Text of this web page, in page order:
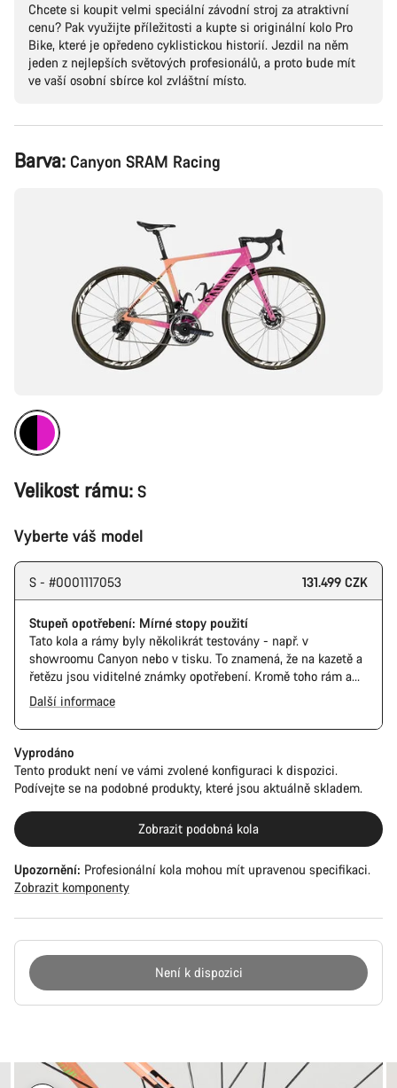
Chcete si koupit velmi speciální závodní stroj za atraktivní
cenu? Pak využijte příležitosti a kupte si originální kolo Pro
Bike, které je opředeno cyklistickou historií. Jezdil na něm
jeden z nejlepších světových profesionálů, a proto bude mít
ve vaší osobní sbírce kol zvláštní místo.
Konfigurace
produktu
Barva: Canyon SRAM Racing
Velikost rámu: S
Vyberte váš model
S - #0001117053 131.499 CZK
Stupeň opotřebení: Mírné stopy použití
Tato kola a rámy byly několikrát testovány - např. v
showroomu Canyon nebo v tisku. To znamená, že na kazetě a
řetězu jsou viditelné známky opotřebení. Kromě toho rám a
komponenty mohou mít škrábance, poškození laku a barevné
odchylky. Všechny součásti však fungují perfektně.
The Pro Bike has the visual design of the Ultimate CFR but is
built on the Ultimate CF SLX platform.
Další informace
Vyprodáno
Tento produkt není ve vámi zvolené konfiguraci k dispozici.
Podívejte se na podobné produkty, které jsou aktuálně skladem.
Zobrazit podobná kola
Upozornění: Profesionální kola mohou mít upravenou specifikaci.
Zobrazit komponenty
Není k dispozici